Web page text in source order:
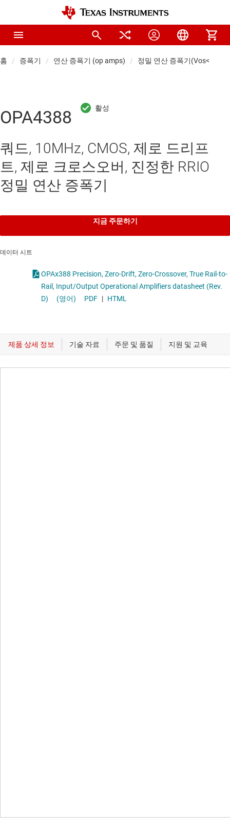
홈 증폭기 연산 증폭기 (op amps) 정밀 연산 증폭기(Vos<1mV)
OPA4388
쿼드, 10MHz, CMOS, 제로 드리프
트, 제로 크로스오버, 진정한 RRIO
정밀 연산 증폭기
지금 주문하기
데이터 시트
OPAx388 Precision, Zero-Drift, Zero-Crossover, True Rail-to-
Rail, Input/Output Operational Amplifiers datasheet (Rev.
D)
(영어) PDF | HTML